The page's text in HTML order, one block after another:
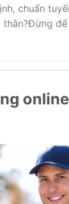
chuẩn